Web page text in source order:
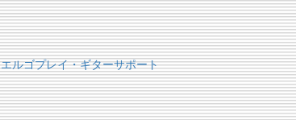
エルゴプレイ・ギターサポート